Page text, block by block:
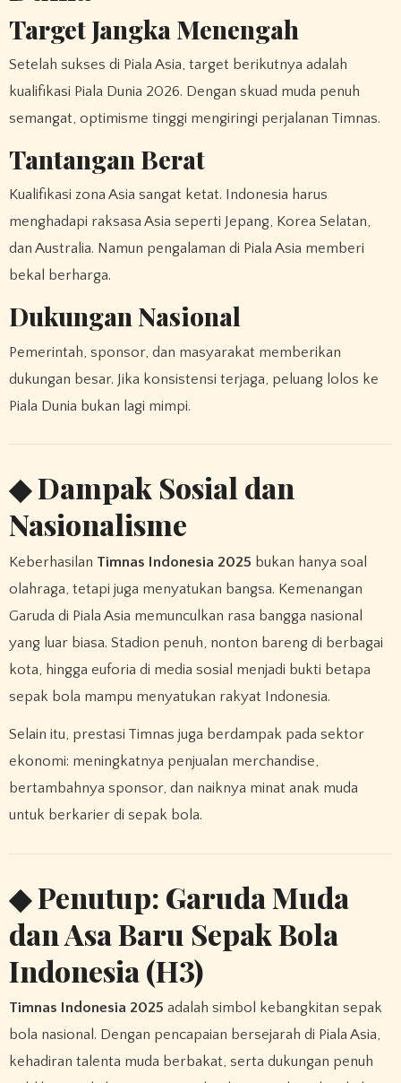
Target Jangka Menengah
Setelah sukses di Piala Asia, target berikutnya adalah
kualifikasi Piala Dunia 2026. Dengan skuad muda penuh
semangat, optimisme tinggi mengiringi perjalanan Timnas.
Tantangan Berat
Kualifikasi zona Asia sangat ketat. Indonesia harus
menghadapi raksasa Asia seperti Jepang, Korea Selatan,
dan Australia. Namun pengalaman di Piala Asia memberi
bekal berharga.
Dukungan Nasional
Pemerintah, sponsor, dan masyarakat memberikan
dukungan besar. Jika konsistensi terjaga, peluang lolos ke
Piala Dunia bukan lagi mimpi.
◆ Dampak Sosial dan
Nasionalisme
Keberhasilan Timnas Indonesia 2025 bukan hanya soal
olahraga, tetapi juga menyatukan bangsa. Kemenangan
Garuda di Piala Asia memunculkan rasa bangga nasional
yang luar biasa. Stadion penuh, nonton bareng di berbagai
kota, hingga euforia di media sosial menjadi bukti betapa
sepak bola mampu menyatukan rakyat Indonesia.
Selain itu, prestasi Timnas juga berdampak pada sektor
ekonomi: meningkatnya penjualan merchandise,
bertambahnya sponsor, dan naiknya minat anak muda
untuk berkarier di sepak bola.
◆ Penutup: Garuda Muda
dan Asa Baru Sepak Bola
Indonesia (H3)
Timnas Indonesia 2025 adalah simbol kebangkitan sepak
bola nasional. Dengan pencapaian bersejarah di Piala Asia,
kehadiran talenta muda berbakat, serta dukungan penuh